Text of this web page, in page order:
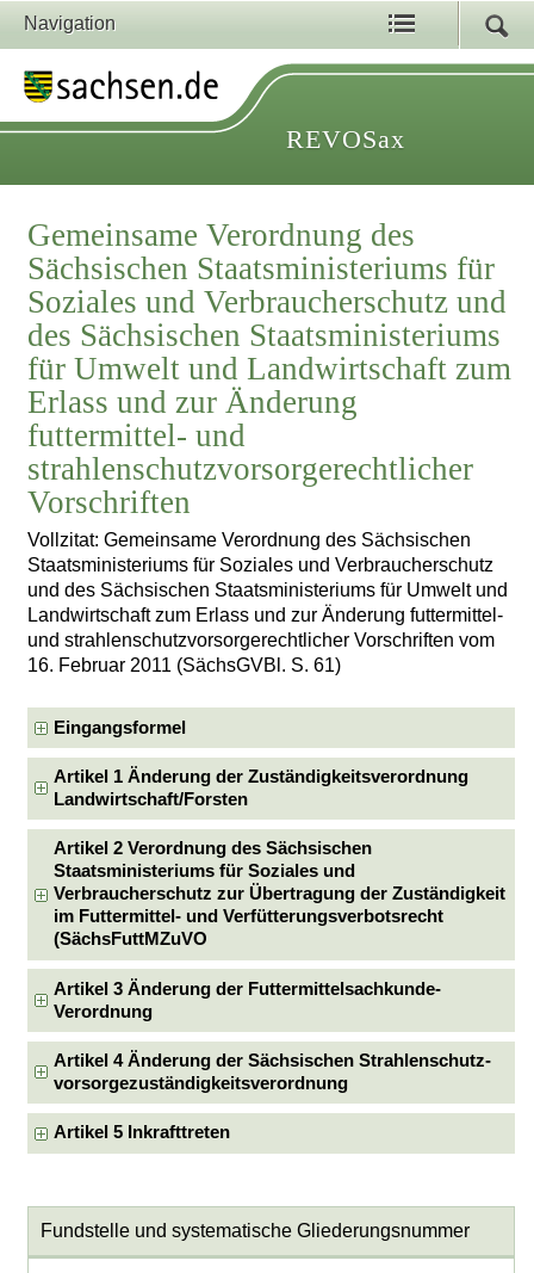
Navigation
REVOSax
Gemeinsame Verordnung des
Sächsischen Staatsministeriums für
Soziales und Verbraucherschutz und
des Sächsischen Staatsministeriums
für Umwelt und Landwirtschaft zum
Erlass und zur Änderung
futtermittel- und
strahlenschutzvorsorgerechtlicher
Vorschriften
Vollzitat: Gemeinsame Verordnung des Sächsischen
Staatsministeriums für Soziales und Verbraucherschutz
und des Sächsischen Staatsministeriums für Umwelt und
Landwirtschaft zum Erlass und zur Änderung futtermittel-
und strahlenschutzvorsorgerechtlicher Vorschriften vom
16. Februar 2011 (SächsGVBl. S. 61)
Eingangsformel
Artikel 1 Änderung der Zuständigkeitsverordnung
Landwirtschaft/Forsten
Artikel 2 Verordnung des Sächsischen
Staatsministeriums für Soziales und
Verbraucherschutz zur Übertragung der Zuständigkeit
im Futtermittel- und Verfütterungsverbotsrecht
(SächsFuttMZuVO
Artikel 3 Änderung der Futtermittelsachkunde-
Verordnung
Artikel 4 Änderung der Sächsischen Strahlenschutz-
vorsorgezuständigkeitsverordnung
Artikel 5 Inkrafttreten
Fundstelle und systematische Gliederungsnummer